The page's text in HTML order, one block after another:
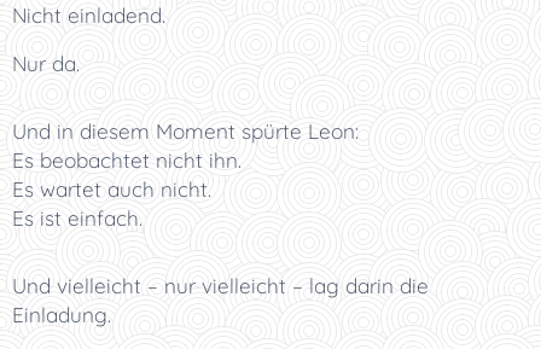
Nicht einladend.
Nur da.
Und in diesem Moment spürte Leon:
Es beobachtet nicht ihn.
Es wartet auch nicht.
Es ist einfach.
Und vielleicht – nur vielleicht – lag darin die
Einladung.